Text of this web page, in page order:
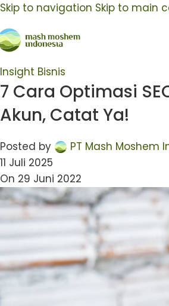
Skip to navigation Skip to main
Insight Bisnis
7 Cara Optimasi
Akun, Catat Ya!
Posted by
PT Mash Moshem
11 Juli 2025
On 29 Juni 2022